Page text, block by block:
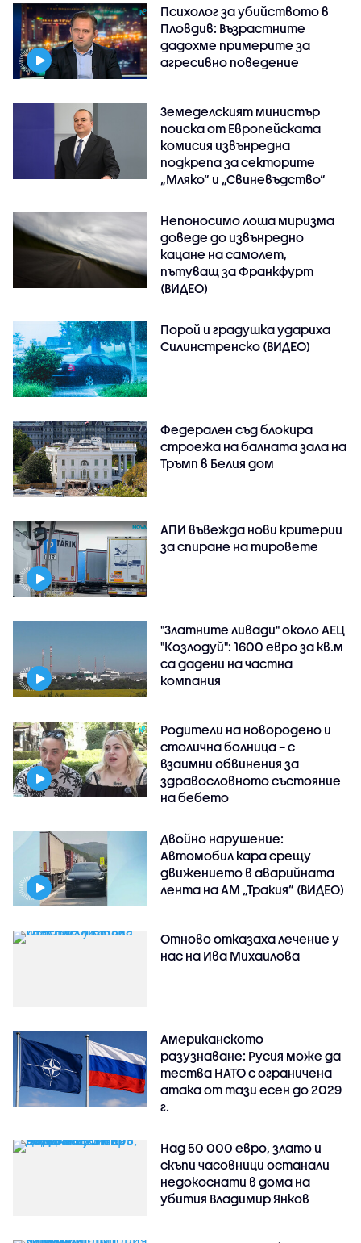
Психолог за убийството в
Пловдив: Възрастните
дадохме примерите за
агресивно поведение
Земеделският министър
поиска от Европейската
комисия извънредна
подкрепа за секторите
„Мляко“ и „Свиневъдство“
Непоносимо лоша миризма
доведе до извънредно
кацане на самолет,
пътуващ за Франкфурт
(ВИДЕО)
Порой и градушка удариха
Силинстренско (ВИДЕО)
Федерален съд блокира
строежа на балната зала на
Тръмп в Белия дом
АПИ въвежда нови критерии
за спиране на тировете
"Златните ливади" около АЕЦ
"Козлодуй": 1600 евро за кв.м
са дадени на частна
компания
Родители на новородено и
столична болница – с
взаимни обвинения за
здравословното състояние
на бебето
Двойно нарушение:
Автомобил кара срещу
движението в аварийната
лента на АМ „Тракия” (ВИДЕО)
Отново отказаха лечение у
нас на Ива Михаилова
Американското
разузнаване: Русия може да
тества НАТО с ограничена
атака от тази есен до 2029
г.
Над 50 000 евро, злато и
скъпи часовници останали
недокоснати в дома на
убития Владимир Янков